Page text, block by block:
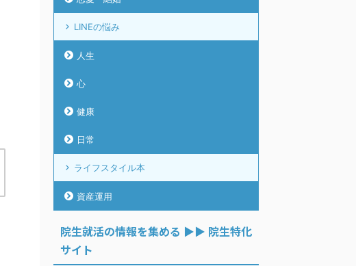
LINEの悩み
人生
心
健康
日常
ライフスタイル本
資産運用
院生就活の情報を集める ▶︎▶︎ 院生特化
サイト